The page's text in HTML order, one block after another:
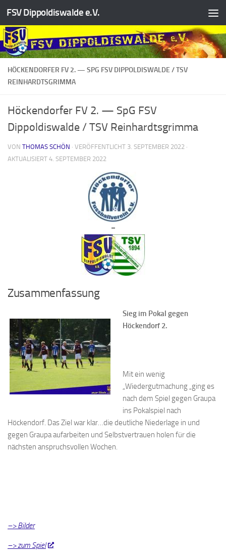
Zum Inhalt springen
FSV Dippoldiswalde e.V.
HÖCKENDORFER FV 2. — SPG FSV DIPPOLDISWALDE / TSV
REINHARDTSGRIMMA
Höckendorfer FV 2. — SpG FSV
Dippoldiswalde / TSV Reinhardtsgrimma
VON THOMAS SCHÖN · VERÖFFENTLICHT 3. SEPTEMBER 2022 ·
AKTUALISIERT 4. SEPTEMBER 2022
–
Zusammenfassung
Sieg im Pokal gegen
Höckendorf 2.
Mit ein wenig
„Wiedergutmachung „ging es
nach dem Spiel gegen Graupa
ins Pokalspiel nach
Höckendorf. Das Ziel war klar…die deutliche Niederlage in und
gegen Graupa aufarbeiten und Selbstvertrauen holen für die
nächsten anspruchsvollen Wochen.
–> Bilder
–> zum Spiel